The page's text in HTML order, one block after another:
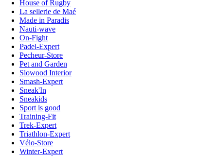
House of Rugby
La sellerie de Maé
Made in Paradis
Nauti-wave
On-Fight
Padel-Expert
Pecheur-Store
Pet and Garden
Slowood Interior
Smash-Expert
Sneak'In
Sneakids
Sport is good
Training-Fit
Trek-Expert
Triathlon-Expert
Vélo-Store
Winter-Expert